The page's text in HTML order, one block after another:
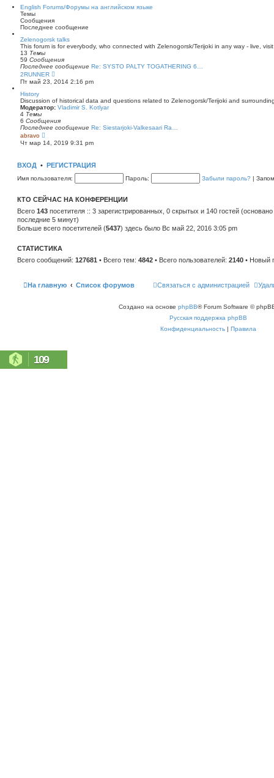
н
е
у
с
о
б
щ
е
н
и
ю
й
и
к
п
о
с
е
д
н
е
с
о
б
щ
н
English Forums/Форумы на английском языке
Темы
Сообщения
Последнее сообщение
Zelenogorsk talks
This forum is for everybody, who connected with Zelenogorsk/Terijoki in any way - live,
13 Темы
59 Сообщения
Последнее сообщение Re: SYSTO PALTY TOGATHERING 6…
2RUNNER
е
р
й
т
к
п
с
л
н
м
о
б
щ
е
ю
Пт май 23, 2014 2:16 pm
History
Discussion of historical data and questions related to Zelenogorsk/Terijoki and
Модератор: Vladimir S. Kotlyar
4 Темы
6 Сообщения
Последнее сообщение Re: Siestarjoki-Valkesaari Ra…
abravo
е
р
т
к
о
с
л
е
д
н
у
о
е
Чт мар 14, 2019 9:31 pm
ВХОД • РЕГИСТРАЦИЯ
Имя пользователя: Пароль: Забыли пароль? |
КТО СЕЙЧАС НА КОНФЕРЕНЦИИ
Всего 143 посетителя :: 3 зарегистрированных, 0 скрытых и 140 гостей
последние 5 минут)
Больше всего посетителей (5437) здесь было Вс май 22, 2016 3:05 pm
СТАТИСТИКА
Всего сообщений: 127681 • Всего тем: 4842 • Всего пользователей: 2140 • Новый
На главную Список форумов Связаться с администрацией
Создано на основе phpBB® Forum Software ©
Русская поддержка phpBB
Конфиденциальность | Правила
109